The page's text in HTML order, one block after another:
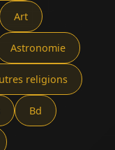
Art
Astronomie
religions
Bd